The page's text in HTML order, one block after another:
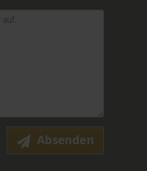
Absenden